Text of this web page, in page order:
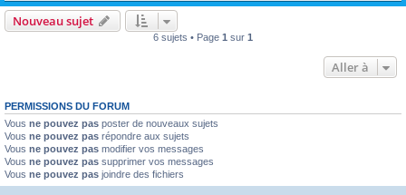
Nouveau sujet
6 sujets • Page 1 sur 1
Aller à
PERMISSIONS DU FORUM
Vous ne pouvez pas poster de nouveaux sujets
Vous ne pouvez pas répondre aux sujets
Vous ne pouvez pas modifier vos messages
Vous ne pouvez pas supprimer vos messages
Vous ne pouvez pas joindre des fichiers